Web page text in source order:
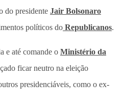
do presidente Jair Bolsonaro
políticos do Republicanos.
e até comande o Ministério da
ficar neutro na eleição
presidenciáveis, como o ex-